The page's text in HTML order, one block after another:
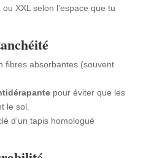
XXL selon l’espace que tu
fibres absorbantes (souvent
pour éviter que les
le sol.
d’un tapis homologué